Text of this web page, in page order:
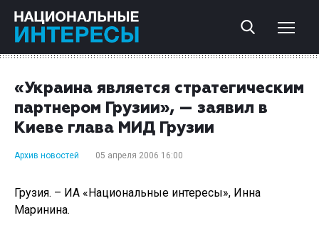
«Украина является стратегическим
партнером Грузии», — заявил в
Киеве глава МИД Грузии
Архив новостей 05 апреля 2006 16:00
Грузия. – ИА «Национальные интересы», Инна
Маринина.